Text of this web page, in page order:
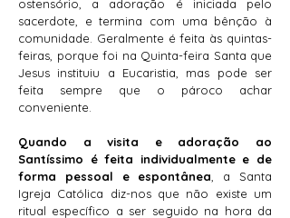
ostensório, a adoração é iniciada pelo
sacerdote, e termina com uma bênção à
comunidade. Geralmente é feita às quintas-
feiras, porque foi na Quinta-feira Santa que
Jesus instituiu a Eucaristia, mas pode ser
feita sempre que o pároco achar
conveniente.
Quando a visita e adoração ao
Santíssimo é feita individualmente e de
forma pessoal e espontânea , a Santa
Igreja Católica diz-nos que não existe um
ritual específico a ser seguido na hora da